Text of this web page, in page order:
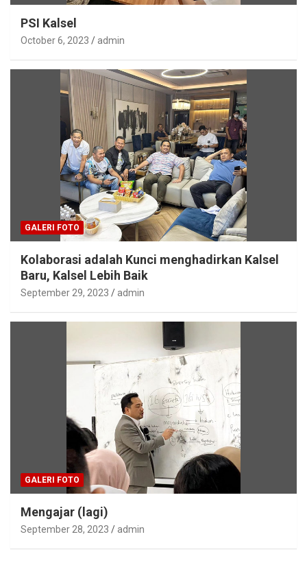
PSI Kalsel
October 6, 2023 admin
GALERI FOTO
Kolaborasi adalah Kunci menghadirkan Kalsel
Baru, Kalsel Lebih Baik
September 29, 2023 admin
GALERI FOTO
Mengajar (lagi)
September 28, 2023 admin